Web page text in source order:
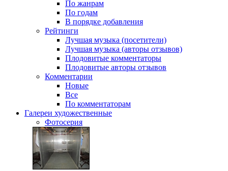
По жанрам
По годам
В порядке добавления
Рейтинги
Лучшая музыка (посетители)
Лучшая музыка (авторы отзывов)
Плодовитые комментаторы
Плодовитые авторы отзывов
Комментарии
Новые
Все
По комментаторам
Галереи художественные
Фотосерия